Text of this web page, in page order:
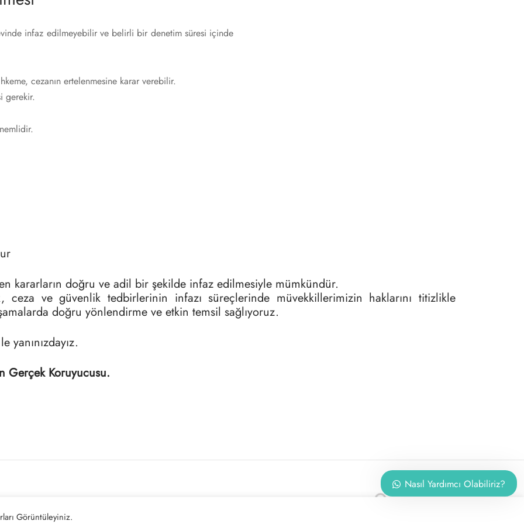
infaz edilmeyebilir ve belirli bir denetim süresi içinde
cezanın ertelenmesine karar verebilir.
gerekir.
kararların doğru ve adil bir şekilde infaz edilmesiyle mümkündür.
ceza ve güvenlik tedbirlerinin infazı süreçlerinde müvekkillerimizin haklarını titizlikle
doğru yönlendirme ve etkin temsil sağlıyoruz.
yanınızdayız.
Gerçek Koruyucusu.
Görüntüleyiniz.
Nasıl Yardımcı Olabiliriz?